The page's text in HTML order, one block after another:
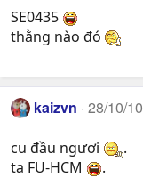
SE0435
thằng nào đó
kaizvn 28/10/10
cu đầu ngươi
.
ta FU-HCM
.